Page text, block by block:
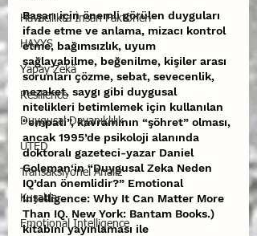
Havacılıkta İnsan Faktörleri
HAYYS
Yapay Zekâ
Resilience
Duygusal Dayanıklılık
UTED
Transaksiyonel Analiz
Kuşaklar
Emotional Intelligence
Başarı için önemli görülen duyguları
ifade etme ve anlama, mizacı kontrol
etme, bağımsızlık, uyum
sağlayabilme, beğenilme, kişiler arası
sorunları çözme, sebat, sevecenlik,
nezaket, saygı gibi duygusal
nitelikleri betimlemek için kullanılan
“empati”, kavramının “şöhret” olması,
ancak 1995’de psikoloji alanında
doktoralı gazeteci-yazar Daniel
Goleman‘in “Duygusal Zeka Neden
IQ’dan önemlidir?” Emotional
Intelligence: Why It Can Matter More
Than IQ. New York: Bantam Books.)
kitabını yayınlaması ile